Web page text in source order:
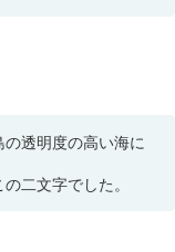
透明度の高い海に
二文字でした。